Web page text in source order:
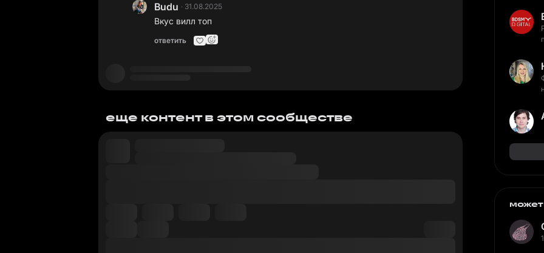
Budu · 31.08.2025
Вкус вилл топ
ответить
еще контент в этом сообществе